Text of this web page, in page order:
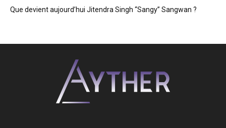
Que devient aujourd’hui Jitendra Singh “Sangy” Sangwan ?